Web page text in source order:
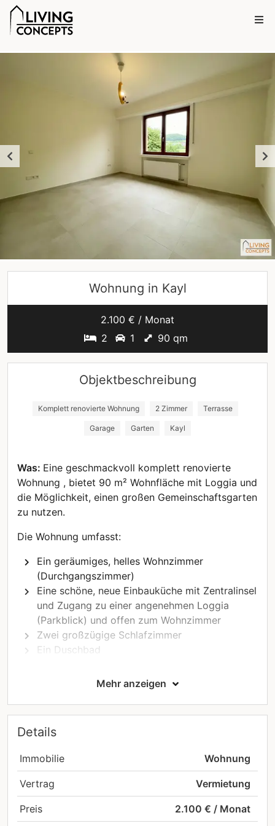
Wohnung in Kayl
2.100 € / Monat
2
1 90 qm
Objektbeschreibung
Komplett renovierte Wohnung 2 Zimmer Terrasse
Garage Garten Kayl
Was: Eine geschmackvoll komplett renovierte
Wohnung , bietet 90 m² Wohnfläche mit Loggia und
die Möglichkeit, einen großen Gemeinschaftsgarten
zu nutzen.
Die Wohnung umfasst:
Ein geräumiges, helles Wohnzimmer
(Durchgangszimmer)
Eine schöne, neue Einbauküche mit Zentralinsel
und Zugang zu einer angenehmen Loggia
(Parkblick) und offen zum Wohnzimmer
Zwei großzügige Schlafzimmer
Ein Duschbad
Ein geschlossener Parkplatz sowie ein Keller sind
für den Mieter verfügbar, der auch Zugang zu dem
schönen, bewaldeten Garten hat.
Wo:In der charmanten Gemeinde Kayl, eine
strategische Wahl, die ein perfektes Gleichgewicht
zwischen unberührter Natur und lebendiger Stadt
bietet. Gelegen im Minenbecken im Süden des
Landes ist die Gemeinde für ihre ruhige
Mehr anzeigen
Details
Immobilie Wohnung
Vertrag Vermietung
Preis 2.100 € / Monat